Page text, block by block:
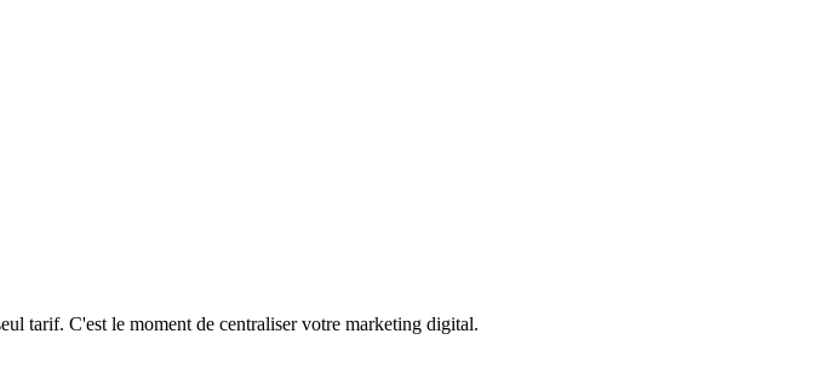
tarif. C'est le moment de centraliser votre marketing digital.